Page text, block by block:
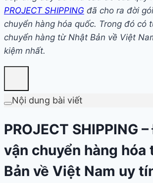
PROJECT SHIPPING đã cho ra đời
chuyển hàng hóa quốc. Trong đó có
chuyển hàng từ Nhật Bản về Việt
kiệm nhất.
Nội dung bài viết
PROJECT SHIPPING
vận chuyển hàng hóa
Bản về Việt Nam uy